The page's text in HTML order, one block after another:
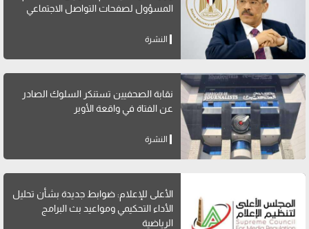
المسؤول لصفحات التواصل الاجتماعي
النشرة
نقابة الصحفيين تستنكر السلوك الصادر
عن الفتاة في واقعة الأوبر
النشرة
الأعلى للإعلام: ضوابط جديدة بشأن تحليل
الأداء التحكيمي ومواعيد بث البرامج
الرياضية